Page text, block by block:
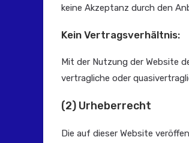
keine Akzeptanz durch den
Kein Vertragsverhältnis:
Mit der Nutzung der Website
vertragliche oder
(2) Urheberrecht
Die auf dieser Website